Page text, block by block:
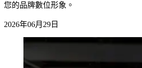
您的品牌數位形象。
2026年06月29日